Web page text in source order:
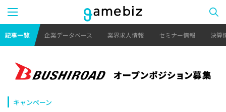
記事一覧 企業データベース 業界求人情報 セミナー情報 決算
キャンペーン